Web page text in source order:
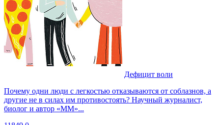
Дефицит воли
Почему одни люди с легкостью отказываются от соблазнов, а
другие не в силах им противостоять? Научный журналист,
биолог и автор «ММ»...